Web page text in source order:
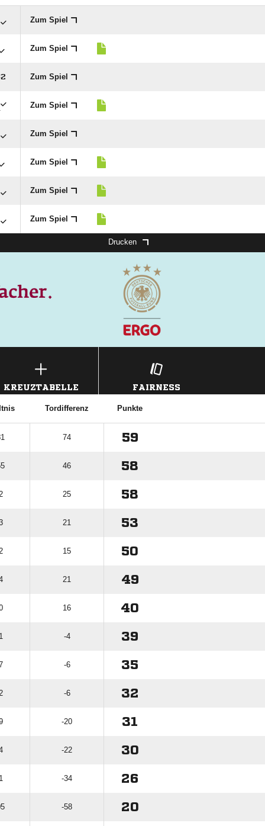
Zum Spiel
Zum Spiel
 Zum Spiel
Zum Spiel
Zum Spiel
Zum Spiel
Zum Spiel
Zum Spiel
Drucken
KREUZTABELLE FAIRNESS
Tordifferenz Punkte
74 59
46 58
25 58
21 53
15 50
21 49
16 40
-4 39
-6 35
-6 32
-20 31
-22 30
-34 26
-58 20